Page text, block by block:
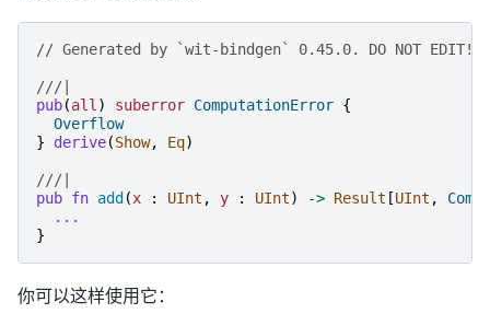
// Generated by `wit-bindgen` 0.45.0. DO NOT EDIT!
///|
pub(all) suberror ComputationError {
Overflow
}
derive(Show, Eq)
///|
pub fn add (x : UInt , y : UInt) -> Result [UInt ,
...
}
你可以这样使用它：